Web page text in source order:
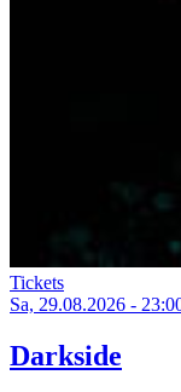
Tickets
Sa, 29.08.2026 -
Darkside